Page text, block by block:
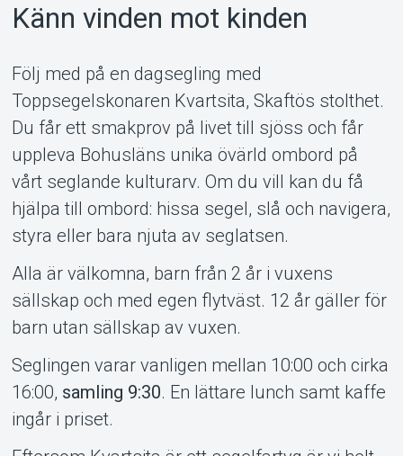
About Tickster
Känn vinden mot kinden
Följ med på en dagsegling med
Toppsegelskonaren Kvartsita, Skaftös stolthet.
Du får ett smakprov på livet till sjöss och får
uppleva Bohusläns unika övärld ombord på
vårt seglande kulturarv. Om du vill kan du få
hjälpa till ombord: hissa segel, slå och navigera,
styra eller bara njuta av seglatsen.
Alla är välkomna, barn från 2 år i vuxens
sällskap och med egen flytväst. 12 år gäller för
barn utan sällskap av vuxen.
Seglingen varar vanligen mellan 10:00 och cirka
16:00, samling 9:30. En lättare lunch samt kaffe
ingår i priset.